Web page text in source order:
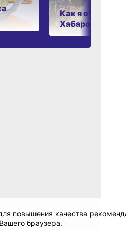
Как я отдыхаю в
Хабаровском
повышения качества
браузера.